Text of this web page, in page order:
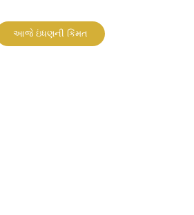
આજે ઇંધણની કિંમત